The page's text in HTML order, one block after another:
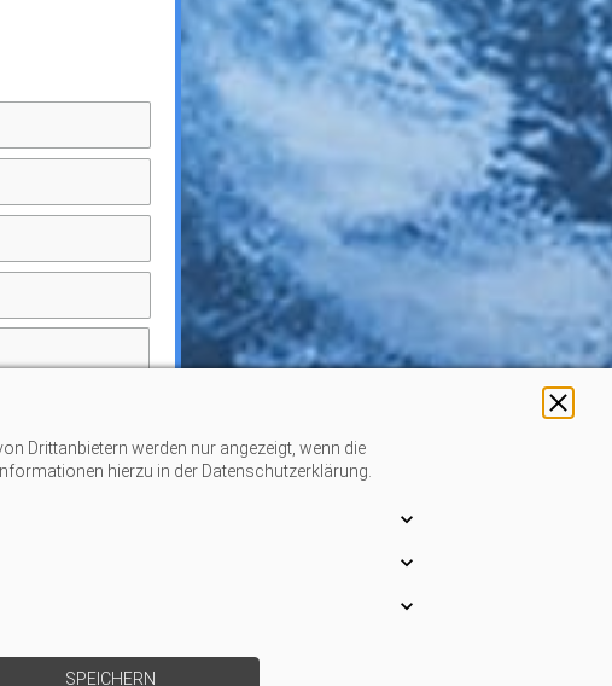
Drittanbietern werden nur angezeigt, wenn die
hierzu in der Datenschutzerklärung.
SPEICHERN